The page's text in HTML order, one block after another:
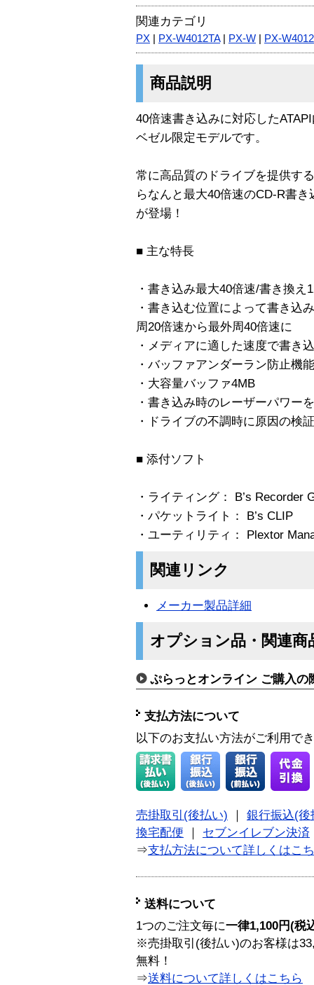
関連カテゴリ
PX PX-W4012TA| PX-W PX-W4012
商品説明
40倍速書き込みに対応した
ベゼル限定モデルです。
常に高品質のドライブを提供す
らなんと最大40倍速のCD-R書
が登場！
■ 主な特長
・書き込み最大40倍速/書き換え
・書き込む位置によって書き込
周20倍速から最外周40倍速に
・メディアに適した速度で書き
・バッファアンダーラン防止機
・大容量バッファ4MB
・書き込み時のレーザーパワー
・ドライブの不調時に原因の検
■ 添付ソフト
・ライティング： B’s Recorder
・パケットライト： B’s CLIP
・ユーティリティ： Plextor
関連リンク
メーカー製品詳細
オプション品・関連商
ぷらっとオンライン ご購入の
支払方法について
以下のお支払い方法がご利用で
売掛取引(後払い)
銀行振込(後
換宅配便
セブンイレブン決済
⇒支払方法について詳しくはこ
送料について
1つのご注文毎に一律1,100円(税
※売掛取引(後払い)のお客様は
無料！
⇒送料について詳しくはこちら